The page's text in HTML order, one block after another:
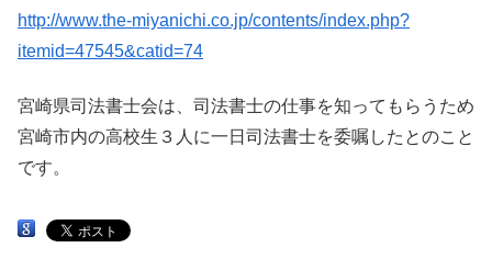
http://www.the-miyanichi.co.jp/contents/index.php?
itemid=47545&catid=74
宮崎県司法書士会は、司法書士の仕事を知ってもらうため
宮崎市内の高校生３人に一日司法書士を委嘱したとのこと
です。